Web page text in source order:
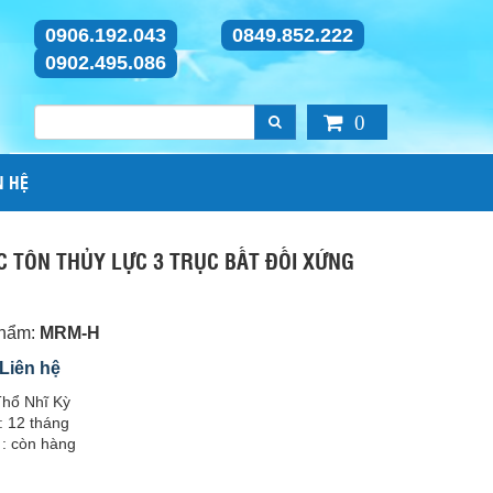
0906.192.043
0849.852.222
0902.495.086
0
HỆ
TÔN THỦY LỰC 3 TRỤC BẤT ĐỐI XỨNG
MRM-H
hệ
Nhĩ Kỳ
12 tháng
còn hàng